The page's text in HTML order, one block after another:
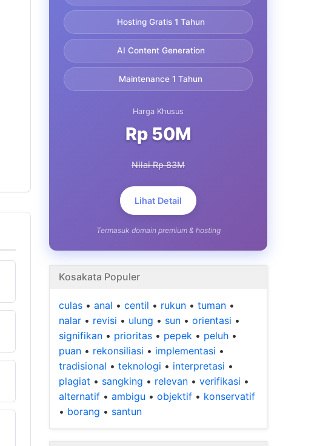
Hosting Gratis 1 Tahun
AI Content Generation
Maintenance 1 Tahun
Harga Khusus
Rp 50M
Nilai Rp 83M
Lihat Detail
Termasuk domain premium & hosting
Kosakata Populer
culas • anal • centil • rukun • tuman •
nalar • revisi • ulung • sun • orientasi •
signifikan • prioritas • pepek • peluh •
puan • rekonsiliasi • implementasi •
tradisional • teknologi • interpretasi •
plagiat • sangking • relevan • verifikasi •
alternatif • ambigu • objektif • konservatif
• borang • santun